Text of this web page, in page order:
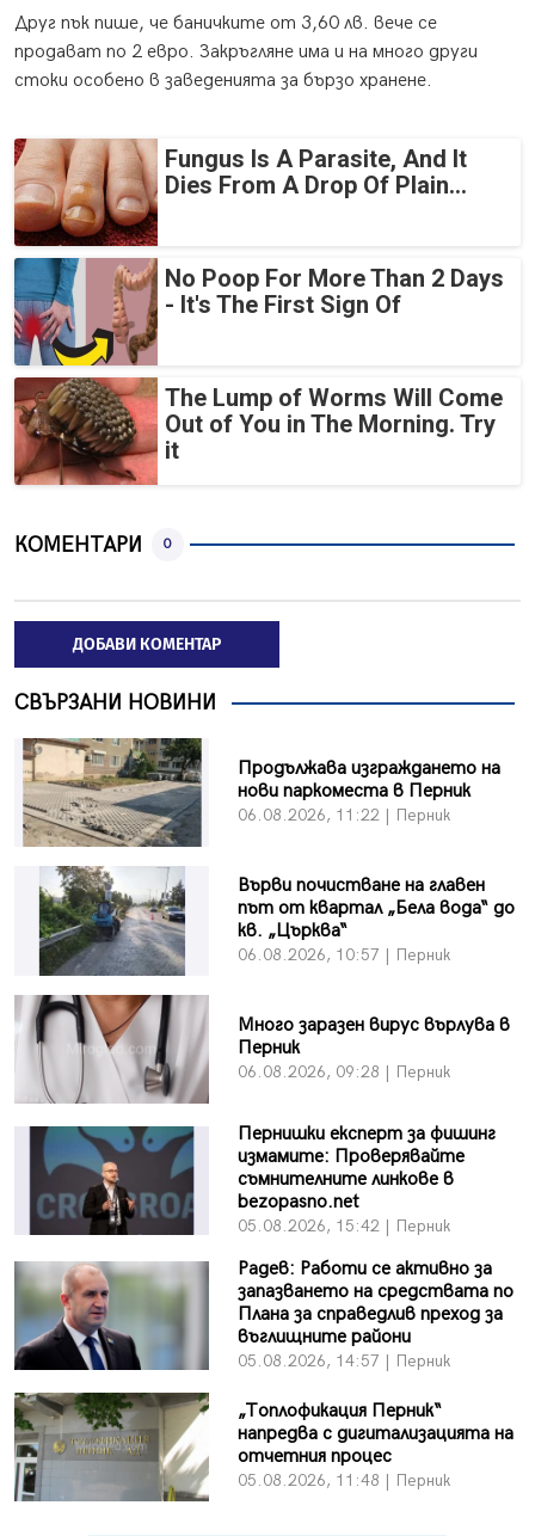
Друг пък пише, че баничките от 3,60 лв. вече се
продават по 2 евро. Закръгляне има и на много други
стоки особено в заведенията за бързо хранене.
Fungus Is A Parasite, And It
Dies From A Drop Of Plain...
No Poop For More Than 2 Days
- It's The First Sign Of
The Lump of Worms Will Come
Out of You in The Morning. Try
it
КОМЕНТАРИ 0
ДОБАВИ КОМЕНТАР
СВЪРЗАНИ НОВИНИ
Продължава изграждането на
нови паркоместа в Перник
06.08.2026, 11:22 | Перник
Върви почистване на главен
път от квартал „Бела вода“ до
кв. „Църква“
06.08.2026, 10:57 | Перник
Много заразен вирус върлува в
Перник
06.08.2026, 09:28 | Перник
Пернишки експерт за фишинг
измамите: Проверявайте
съмнителните линкове в
bezopasno.net
05.08.2026, 15:42 | Перник
Радев: Работи се активно за
запазването на средствата по
Плана за справедлив преход за
въглищните райони
05.08.2026, 14:57 | Перник
„Топлофикация Перник“
напредва с дигитализацията на
отчетния процес
05.08.2026, 11:48 | Перник